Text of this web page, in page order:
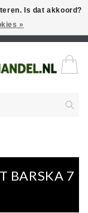
en deze niet kan
contact op!
BARSKA 7
Is dat akkoord?
»